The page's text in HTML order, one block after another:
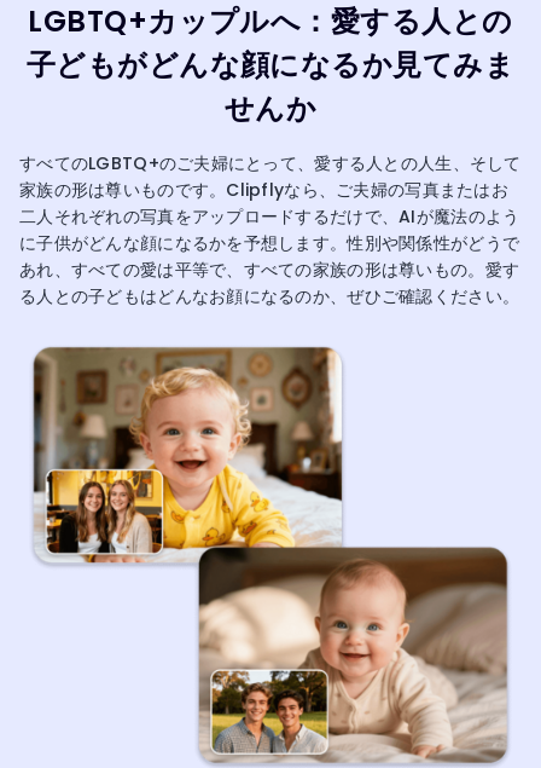
LGBTQ+カップルへ：愛する人との
子どもがどんな顔になるか見てみま
せんか
すべてのLGBTQ+のご夫婦にとって、愛する人との人生、そして
家族の形は尊いものです。Clipflyなら、ご夫婦の写真またはお
二人それぞれの写真をアップロードするだけで、AIが魔法のよう
に子供がどんな顔になるかを予想します。性別や関係性がどうで
あれ、すべての愛は平等で、すべての家族の形は尊いもの。愛す
る人との子どもはどんなお顔になるのか、ぜひご確認ください。